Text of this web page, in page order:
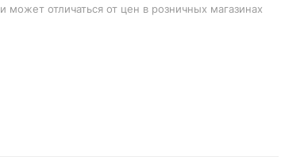
и может отличаться от цен в розничных магазинах